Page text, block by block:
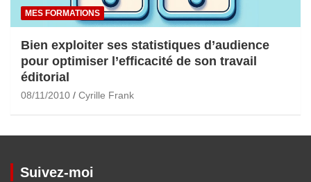
MES FORMATIONS
Bien exploiter ses statistiques d’audience
pour optimiser l’efficacité de son travail
éditorial
08/11/2010 Cyrille Frank
Suivez-moi